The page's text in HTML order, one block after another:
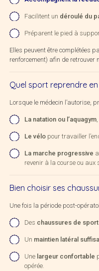
Facilitent un déroulé du
Préparent le pied à
Elles peuvent être complétées
renforcement) afin de retrouver
Quel sport reprendre
Lorsque le médecin l’autorise,
La natation ou l’aquagym
Le vélo pour travailler
La marche progressive
revenir à la course ou aux
Bien choisir ses
Une fois la période post-
Des chaussures de
Un maintien latéral
Une largeur confortable
opérée.